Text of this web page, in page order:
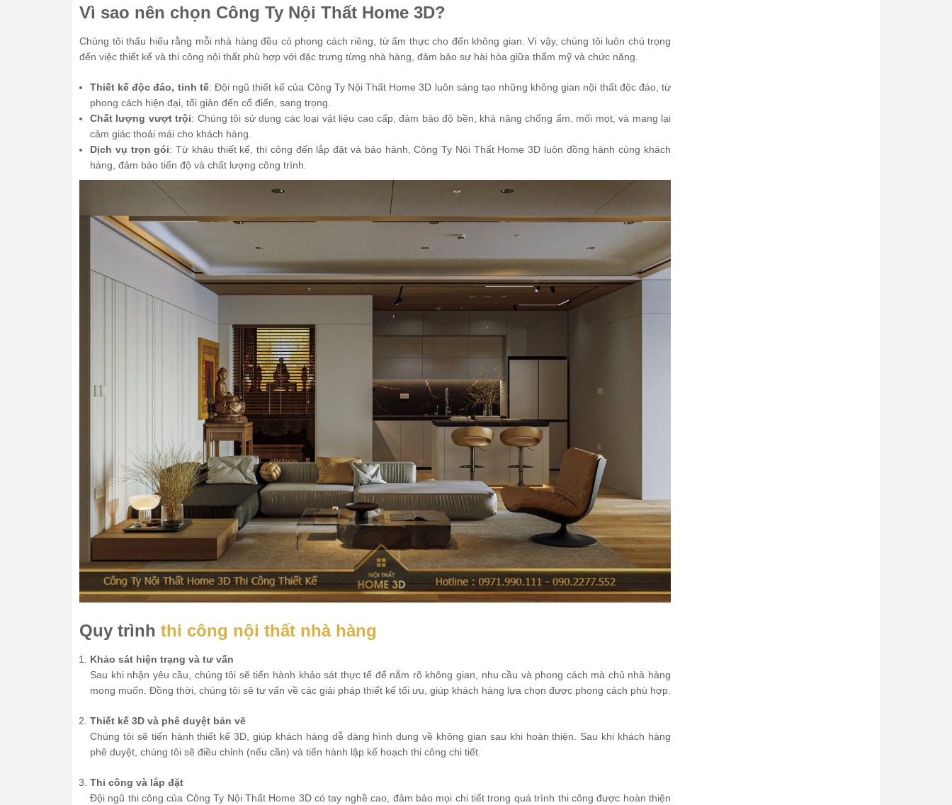
Vì sao nên chọn Công Ty Nội Thất Home 3D?
Chúng tôi thấu hiểu rằng mỗi nhà hàng đều có phong cách riêng, từ ẩm thực cho đến không gian. Vì vậy, chúng tôi luôn chú trọng
đến việc thiết kế và thi công nội thất phù hợp với đặc trưng từng nhà hàng, đảm bảo sự hài hòa giữa thẩm mỹ và chức năng.
Thiết kế độc đáo, tinh tế: Đội ngũ thiết kế của Công Ty Nội Thất Home 3D luôn sáng tạo những không gian nội thất độc đáo, từ
phong cách hiện đại, tối giản đến cổ điển, sang trọng.
Chất lượng vượt trội: Chúng tôi sử dụng các loại vật liệu cao cấp, đảm bảo độ bền, khả năng chống ẩm, mối mọt, và mang lại
cảm giác thoải mái cho khách hàng.
Dịch vụ trọn gói: Từ khâu thiết kế, thi công đến lắp đặt và bảo hành, Công Ty Nội Thất Home 3D luôn đồng hành cùng khách
hàng, đảm bảo tiến độ và chất lượng công trình.
Quy trình thi công nội thất nhà hàng
Khảo sát hiện trạng và tư vấn
Sau khi nhận yêu cầu, chúng tôi sẽ tiến hành khảo sát thực tế để nắm rõ không gian, nhu cầu và phong cách mà chủ nhà hàng
mong muốn. Đồng thời, chúng tôi sẽ tư vấn về các giải pháp thiết kế tối ưu, giúp khách hàng lựa chọn được phong cách phù hợp.
Thiết kế 3D và phê duyệt bản vẽ
Chúng tôi sẽ tiến hành thiết kế 3D, giúp khách hàng dễ dàng hình dung về không gian sau khi hoàn thiện. Sau khi khách hàng
phê duyệt, chúng tôi sẽ điều chỉnh (nếu cần) và tiến hành lập kế hoạch thi công chi tiết.
Thi công và lắp đặt
Đội ngũ thi công của Công Ty Nội Thất Home 3D có tay nghề cao, đảm bảo mọi chi tiết trong quá trình thi công được hoàn thiện